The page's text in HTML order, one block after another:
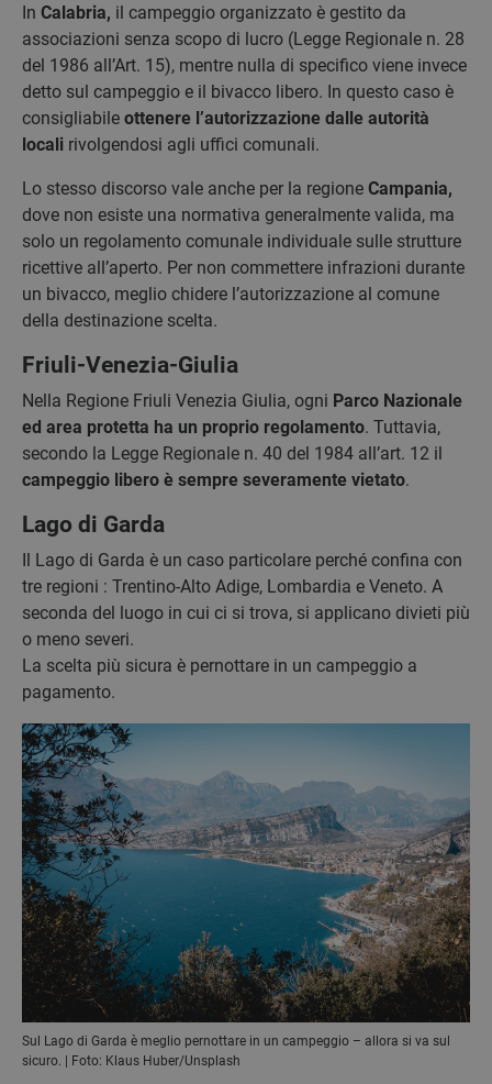
In Calabria, il campeggio organizzato è gestito da
associazioni senza scopo di lucro (Legge Regionale n. 28
del 1986 all’Art. 15), mentre nulla di specifico viene invece
detto sul campeggio e il bivacco libero. In questo caso è
consigliabile ottenere l’autorizzazione dalle autorità
locali rivolgendosi agli uffici comunali.
Lo stesso discorso vale anche per la regione Campania,
dove non esiste una normativa generalmente valida, ma
solo un regolamento comunale individuale sulle strutture
ricettive all’aperto. Per non commettere infrazioni durante
un bivacco, meglio chidere l’autorizzazione al comune
della destinazione scelta.
Friuli-Venezia-Giulia
Nella Regione Friuli Venezia Giulia, ogni Parco Nazionale
ed area protetta ha un proprio regolamento. Tuttavia,
secondo la Legge Regionale n. 40 del 1984 all’art. 12 il
campeggio libero è sempre severamente vietato.
Lago di Garda
Il Lago di Garda è un caso particolare perché confina con
tre regioni : Trentino-Alto Adige, Lombardia e Veneto. A
seconda del luogo in cui ci si trova, si applicano divieti più
o meno severi.
La scelta più sicura è pernottare in un campeggio a
pagamento.
Sul Lago di Garda è meglio pernottare in un campeggio – allora si va sul
sicuro. | Foto: Klaus Huber/Unsplash